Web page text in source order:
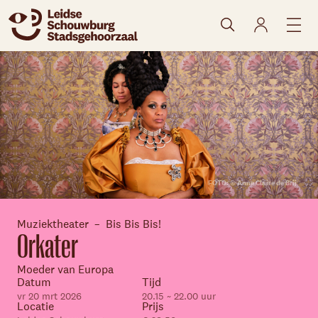
FOTO: © Anne Claire de Brij
naar agenda
Muziektheater Bis Bis Bis!
Orkater
Moeder van Europa
Datum
vr 20 mrt 2026
Tijd
20.15 ~ 22.00 uur
Locatie Prijs